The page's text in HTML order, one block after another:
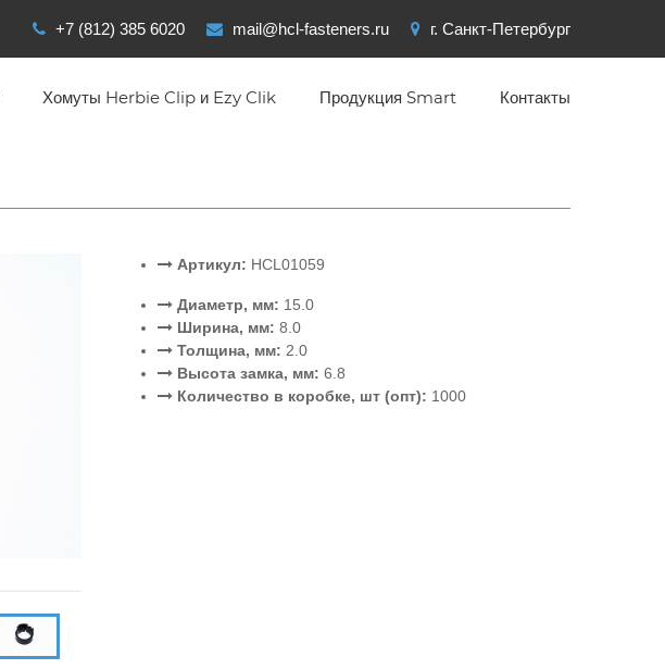
+7 (812) 385 6020 mail@hcl-fasteners.ru г. Санкт-Петербург
Хомуты Herbie Clip и Ezy Clik Продукция Smart Контакты
Артикул: HCL01059
Диаметр, мм: 15.0
Ширина, мм: 8.0
Толщина, мм: 2.0
Высота замка, мм: 6.8
Количество в коробке, шт (опт): 1000